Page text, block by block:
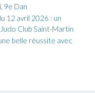
9e Dan
12 avril 2026 : un
Club Saint-Martin
belle réussite avec